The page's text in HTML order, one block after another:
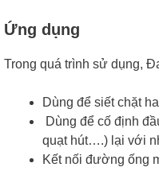
Ứng dụng
Trong quá trình sử dụng,
Dùng để siết chặt
Dùng để cố định
quạt hút….) lại với
Kết nối đường ống